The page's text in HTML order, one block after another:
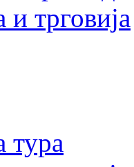
трговија
тура